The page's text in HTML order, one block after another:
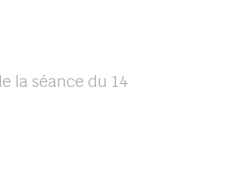
la séance du 14